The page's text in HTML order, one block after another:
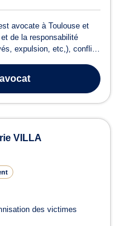
avocate à Toulouse et
de la responsabilité
expulsion, etc,), conflits
pension alimentaire,
VILLA
des victimes